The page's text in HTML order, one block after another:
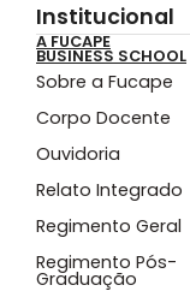
Institucional
A FUCAPE
BUSINESS SCHOOL
Sobre a Fucape
Corpo Docente
Ouvidoria
Relato Integrado
Regimento Geral
Regimento Pós-
Graduação